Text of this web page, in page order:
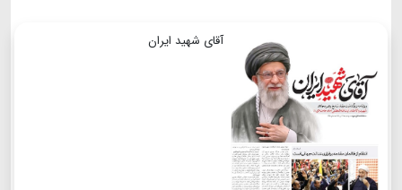
آقای شهید ایران